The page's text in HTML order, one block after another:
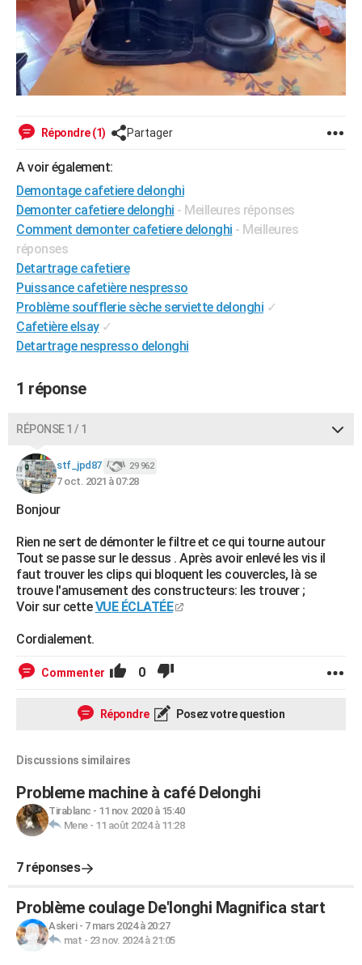
Répondre (1) Partager
A voir également:
Demontage cafetiere delonghi
Demonter cafetiere delonghi - Meilleures réponses
Comment demonter cafetiere delonghi - Meilleures
réponses
Detartrage cafetiere
Puissance cafetière nespresso
Problème soufflerie sèche serviette delonghi ✓
Cafetière elsay ✓
Detartrage nespresso delonghi
1 réponse
RÉPONSE 1 / 1
stf_jpd87 29 962
7 oct. 2021 à 07:28
Bonjour
Rien ne sert de démonter le filtre et ce qui tourne autour
Tout se passe sur le dessus . Après avoir enlevé les vis il
faut trouver les clips qui bloquent les couvercles, là se
trouve l'amusement des constructeurs: les trouver ;
Voir sur cetteVUE ÉCLATÉE
Cordialement.
Commenter 0
Répondre Posez votre question
Discussions similaires
Probleme machine à café Delonghi
Tirablanc - 11 nov. 2020 à 15:40
Mene- 11 août 2024 à 11:28
7 réponses
Problème coulage De'longhi Magnifica start
Askeri- 7 mars 2024 à 20:27
mat - 23 nov. 2024 à 21:05